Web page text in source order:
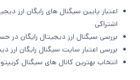
اعتبار پایین سیگنال های رایگان ارز
اشتراکی
بررسی سیگنال ارز دیجیتال رایگان در
بررسی اعتبار سایت سیگنال رایگان ارز
انتخاب بهترین کانال های سیگنال